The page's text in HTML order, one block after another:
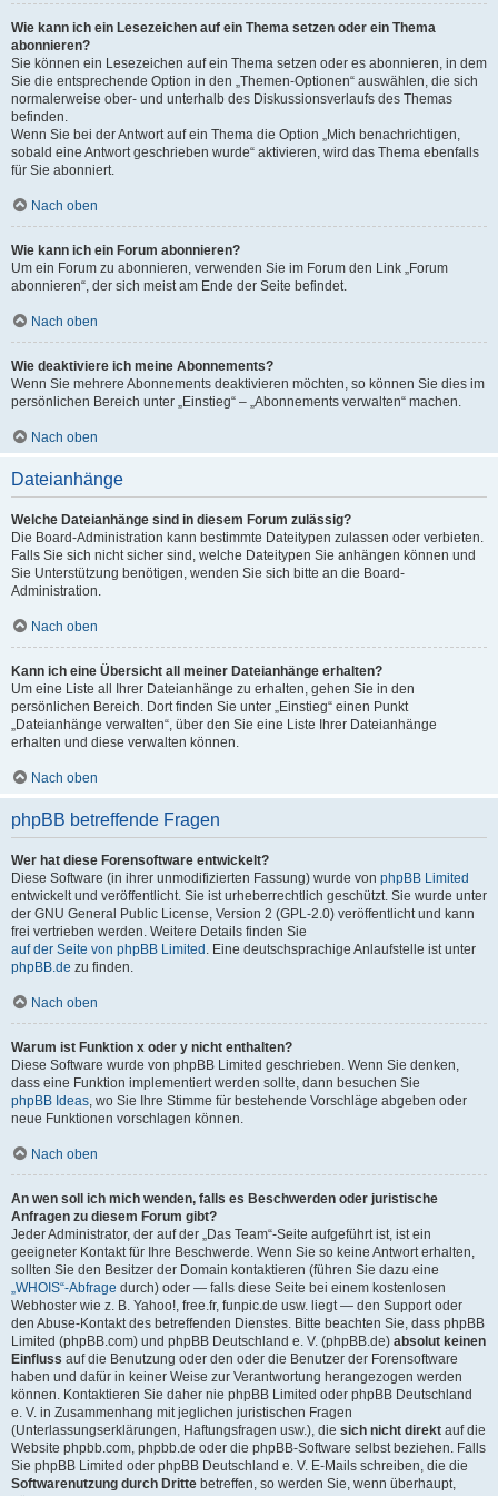
Wie kann ich ein Lesezeichen auf ein Thema setzen oder ein Thema
abonnieren?
Sie können ein Lesezeichen auf ein Thema setzen oder es abonnieren, in dem
Sie die entsprechende Option in den „Themen-Optionen“ auswählen, die sich
normalerweise ober- und unterhalb des Diskussionsverlaufs des Themas
befinden.
Wenn Sie bei der Antwort auf ein Thema die Option „Mich benachrichtigen,
sobald eine Antwort geschrieben wurde“ aktivieren, wird das Thema ebenfalls
für Sie abonniert.
Nach oben
Wie kann ich ein Forum abonnieren?
Um ein Forum zu abonnieren, verwenden Sie im Forum den Link „Forum
abonnieren“, der sich meist am Ende der Seite befindet.
Nach oben
Wie deaktiviere ich meine Abonnements?
Wenn Sie mehrere Abonnements deaktivieren möchten, so können Sie dies im
persönlichen Bereich unter „Einstieg“ – „Abonnements verwalten“ machen.
Nach oben
Dateianhänge
Welche Dateianhänge sind in diesem Forum zulässig?
Die Board-Administration kann bestimmte Dateitypen zulassen oder verbieten.
Falls Sie sich nicht sicher sind, welche Dateitypen Sie anhängen können und
Sie Unterstützung benötigen, wenden Sie sich bitte an die Board-
Administration.
Nach oben
Kann ich eine Übersicht all meiner Dateianhänge erhalten?
Um eine Liste all Ihrer Dateianhänge zu erhalten, gehen Sie in den
persönlichen Bereich. Dort finden Sie unter „Einstieg“ einen Punkt
„Dateianhänge verwalten“, über den Sie eine Liste Ihrer Dateianhänge
erhalten und diese verwalten können.
Nach oben
phpBB betreffende Fragen
Wer hat diese Forensoftware entwickelt?
Diese Software (in ihrer unmodifizierten Fassung) wurde von phpBB Limited
entwickelt und veröffentlicht. Sie ist urheberrechtlich geschützt. Sie wurde unter
der GNU General Public License, Version 2 (GPL-2.0) veröffentlicht und kann
frei vertrieben werden. Weitere Details finden Sie
auf der Seite von phpBB Limited . Eine deutschsprachige Anlaufstelle ist unter
phpBB.de zu finden.
Nach oben
Warum ist Funktion x oder y nicht enthalten?
Diese Software wurde von phpBB Limited geschrieben. Wenn Sie denken,
dass eine Funktion implementiert werden sollte, dann besuchen Sie
phpBB Ideas, wo Sie Ihre Stimme für bestehende Vorschläge abgeben oder
neue Funktionen vorschlagen können.
Nach oben
An wen soll ich mich wenden, falls es Beschwerden oder juristische
Anfragen zu diesem Forum gibt?
Jeder Administrator, der auf der „Das Team“-Seite aufgeführt ist, ist ein
geeigneter Kontakt für Ihre Beschwerde. Wenn Sie so keine Antwort erhalten,
sollten Sie den Besitzer der Domain kontaktieren (führen Sie dazu eine
„WHOIS“-Abfrage durch) oder — falls diese Seite bei einem kostenlosen
Webhoster wie z. B. Yahoo!, free.fr, funpic.de usw. liegt — den Support oder
den Abuse-Kontakt des betreffenden Dienstes. Bitte beachten Sie, dass phpBB
Limited (phpBB.com) und phpBB Deutschland e. V. (phpBB.de) absolut keinen
Einfluss auf die Benutzung oder den oder die Benutzer der Forensoftware
haben und dafür in keiner Weise zur Verantwortung herangezogen werden
können. Kontaktieren Sie daher nie phpBB Limited oder phpBB Deutschland
e. V. in Zusammenhang mit jeglichen juristischen Fragen
(Unterlassungserklärungen, Haftungsfragen usw.), die sich nicht direkt auf die
Website phpbb.com, phpbb.de oder die phpBB-Software selbst beziehen. Falls
Sie phpBB Limited oder phpBB Deutschland e. V. E-Mails schreiben, die die
Softwarenutzung durch Dritte betreffen, so werden Sie, wenn überhaupt,